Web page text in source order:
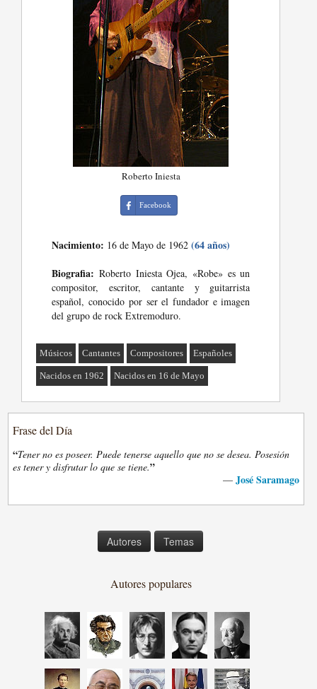
Roberto Iniesta
Facebook
Nacimiento: 16 de Mayo de 1962(64 años)
Biografia: Roberto Iniesta Ojea, «Robe» es un
compositor, escritor, cantante y guitarrista
español, conocido por ser el fundador e imagen
del grupo de rock Extremoduro.
Músicos Cantantes Compositores Españoles
Nacidos en 1962 Nacidos en 16 de Mayo
Frase del Día
“Tener no es poseer. Puede tenerse aquello que no se desea. Posesión
es tener y disfrutar lo que se tiene.”
— José Saramago
Autores Temas
Autores populares